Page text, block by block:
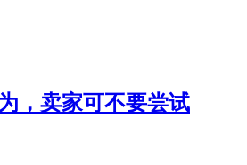
，卖家可不要尝试